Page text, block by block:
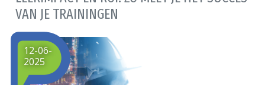
VAN JE TRAININGEN
12-06-
2025